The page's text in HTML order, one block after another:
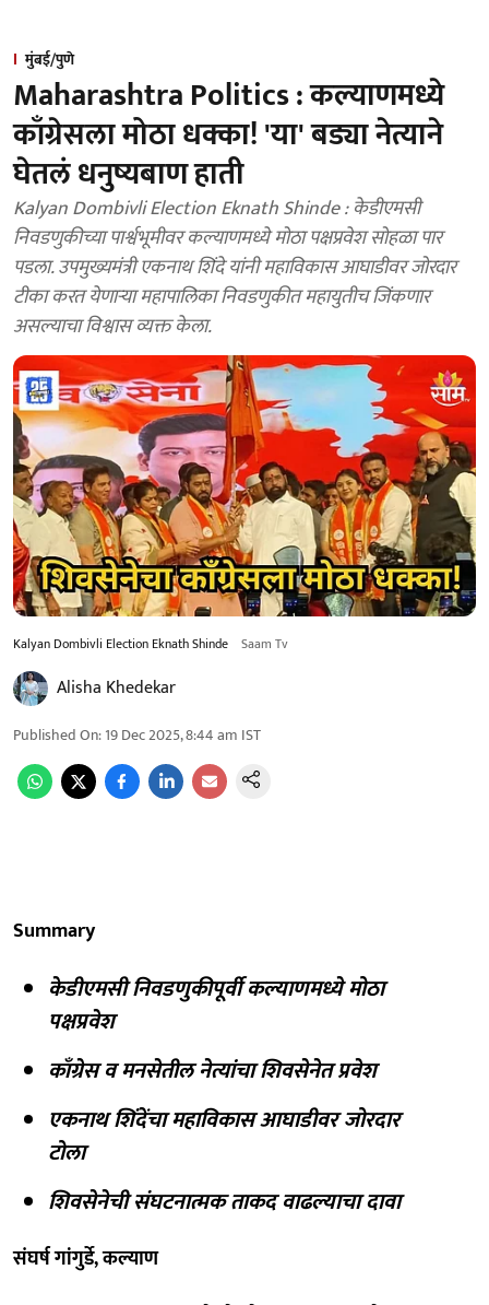
मुंबई/पुणे
Maharashtra Politics : कल्याणमध्ये
काँग्रेसला मोठा धक्का! 'या' बड्या नेत्याने
घेतलं धनुष्यबाण हाती
Kalyan Dombivli Election Eknath Shinde : केडीएमसी
निवडणुकीच्या पार्श्वभूमीवर कल्याणमध्ये मोठा पक्षप्रवेश सोहळा पार
पडला. उपमुख्यमंत्री एकनाथ शिंदे यांनी महाविकास आघाडीवर जोरदार
टीका करत येणाऱ्या महापालिका निवडणुकीत महायुतीच जिंकणार
असल्याचा विश्वास व्यक्त केला.
Kalyan Dombivli Election Eknath Shinde Saam Tv
Alisha Khedekar
Published On:19 Dec 2025, 8:44 am IST
Summary
केडीएमसी निवडणुकीपूर्वी कल्याणमध्ये मोठा
पक्षप्रवेश
काँग्रेस व मनसेतील नेत्यांचा शिवसेनेत प्रवेश
एकनाथ शिंदेंचा महाविकास आघाडीवर जोरदार
टोला
शिवसेनेची संघटनात्मक ताकद वाढल्याचा दावा
संघर्ष गांगुर्डे, कल्याण